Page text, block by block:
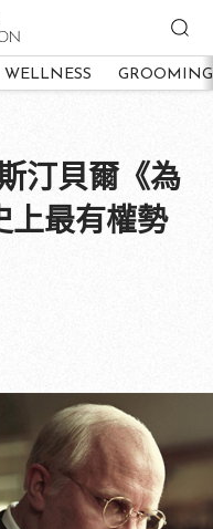
WELLNESS GROOMING
汀貝爾《為
上最有權勢